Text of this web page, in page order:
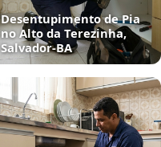
Desentupimento de Pia
no Alto da Terezinha,
Salvador‑BA